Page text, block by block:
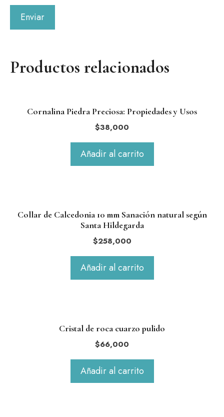
Productos relacionados
Cornalina Piedra Preciosa: Propiedades y Usos
$38,000
Añadir al carrito
Collar de Calcedonia 10 mm Sanación natural según
Santa Hildegarda
$258,000
Añadir al carrito
Cristal de roca cuarzo pulido
$66,000
Añadir al carrito